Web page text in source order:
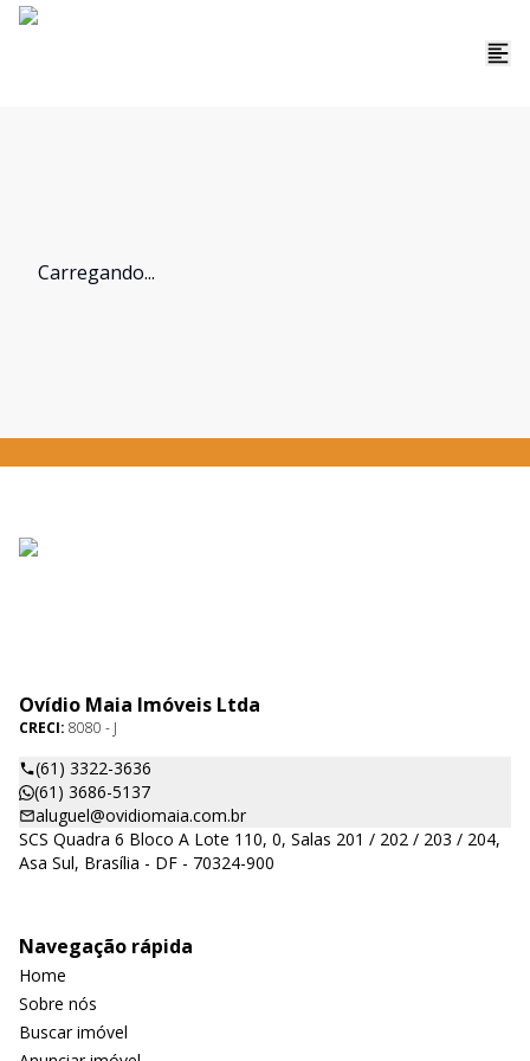
Carregando...
Ovídio Maia Imóveis Ltda
CRECI: 8080 - J
(61) 3322-3636
(61) 3686-5137
aluguel@ovidiomaia.com.br
SCS Quadra 6 Bloco A Lote 110, 0, Salas 201 / 202 / 203 / 204,
Asa Sul, Brasília - DF - 70324-900
Navegação rápida
Home
Sobre nós
Buscar imóvel